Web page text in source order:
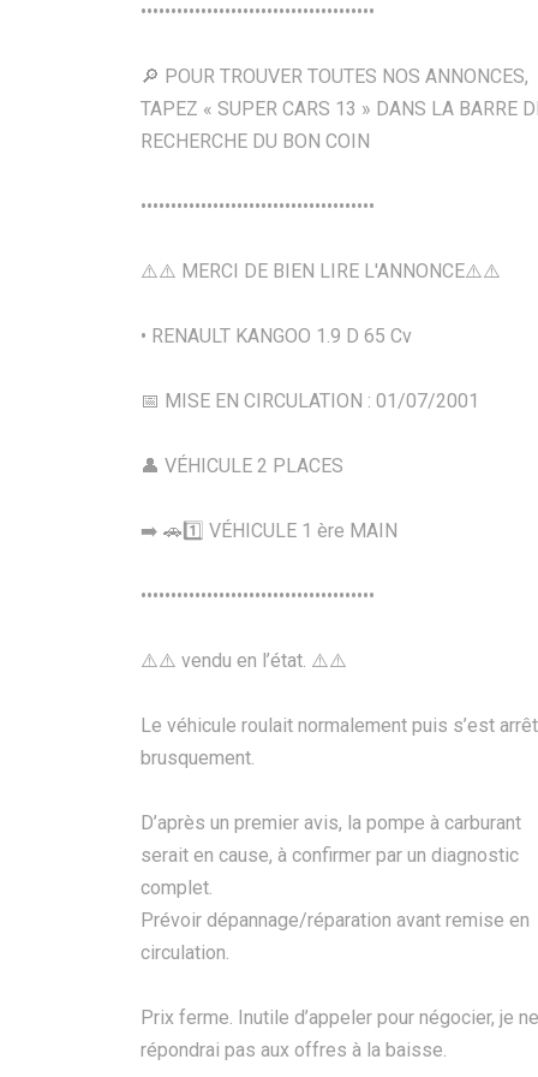
•••••••••••••••••••••••••••••••••••••••
🔎 POUR TROUVER TOUTES NOS ANNONCES,
TAPEZ « SUPER CARS 13 » DANS LA BARRE
RECHERCHE DU BON COIN
•••••••••••••••••••••••••••••••••••••••
⚠️⚠️ MERCI DE BIEN LIRE L'ANNONCE⚠️⚠️
• RENAULT KANGOO 1.9 D 65 Cv
📅 MISE EN CIRCULATION : 01/07/2001
👤 VÉHICULE 2 PLACES
➡️ 🚗1️⃣ VÉHICULE 1 ère MAIN
•••••••••••••••••••••••••••••••••••••••
⚠️⚠️ vendu en l’état. ⚠️⚠️
Le véhicule roulait normalement puis s’est
brusquement.
D’après un premier avis, la pompe à carburant
serait en cause, à confirmer par un diagnostic
complet.
Prévoir dépannage/réparation avant remise en
circulation.
Prix ferme. Inutile d’appeler pour négocier, je ne
répondrai pas aux offres à la baisse.